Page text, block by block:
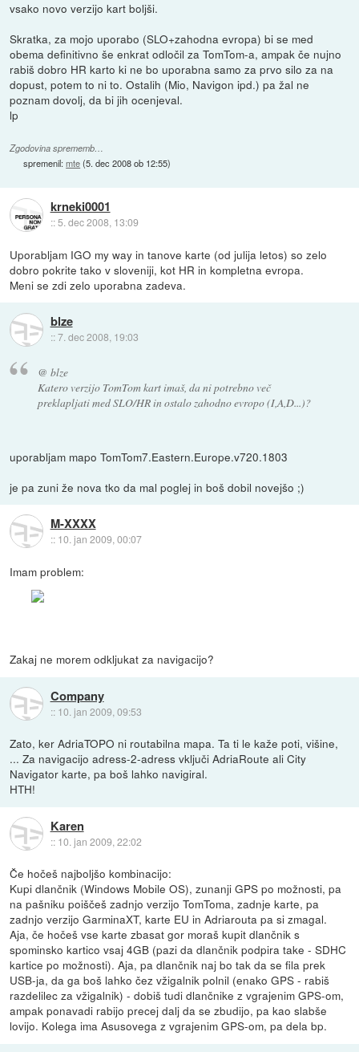
vsako novo verzijo kart boljši.
Skratka, za mojo uporabo (SLO+zahodna evropa) bi se med
obema definitivno še enkrat odločil za TomTom-a, ampak če nujno
rabiš dobro HR karto ki ne bo uporabna samo za prvo silo za na
dopust, potem to ni to. Ostalih (Mio, Navigon ipd.) pa žal ne
poznam dovolj, da bi jih ocenjeval.
lp
Zgodovina sprememb…
spremenil:mte(5. dec 2008 ob 12:55)
krneki0001
::5. dec 2008, 13:09
Uporabljam IGO my way in tanove karte (od julija letos) so zelo
dobro pokrite tako v sloveniji, kot HR in kompletna evropa.
Meni se zdi zelo uporabna zadeva.
blze
::7. dec 2008, 19:03
@ blze
Katero verzijo TomTom kart imaš, da ni potrebno več
preklapljati med SLO/HR in ostalo zahodno evropo (I,A,D...)?
uporabljam mapo TomTom7.Eastern.Europe.v720.1803
je pa zuni že nova tko da mal poglej in boš dobil novejšo ;)
M-XXXX
:: 10. jan 2009, 00:07
Imam problem:
Zakaj ne morem odkljukat za navigacijo?
Company
:: 10. jan 2009, 09:53
Zato, ker AdriaTOPO ni routabilna mapa. Ta ti le kaže poti, višine,
... Za navigacijo adress-2-adress vključi AdriaRoute ali City
Navigator karte, pa boš lahko navigiral.
HTH!
Karen
:: 10. jan 2009, 22:02
Če hočeš najboljšo kombinacijo:
Kupi dlančnik (Windows Mobile OS), zunanji GPS po možnosti, pa
na pašniku poiščeš zadnjo verzijo TomToma, zadnje karte, pa
zadnjo verzijo GarminaXT, karte EU in Adriarouta pa si zmagal.
Aja, če hočeš vse karte zbasat gor moraš kupit dlančnik s
spominsko kartico vsaj 4GB (pazi da dlančnik podpira take - SDHC
kartice po možnosti). Aja, pa dlančnik naj bo tak da se fila prek
USB-ja, da ga boš lahko čez vžigalnik polnil (enako GPS - rabiš
razdelilec za vžigalnik) - dobiš tudi dlančnike z vgrajenim GPS-om,
ampak ponavadi rabijo precej dalj da se zbudijo, pa kao slabše
lovijo. Kolega ima Asusovega z vgrajenim GPS-om, pa dela bp.